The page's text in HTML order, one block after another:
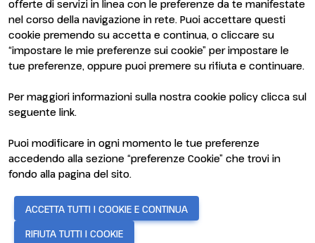
offerte di servizi in linea con le preferenze da te manifestate
nel corso della navigazione in rete. Puoi accettare questi
cookie premendo su accetta e continua, o cliccare su
“impostare le mie preferenze sui cookie” per impostare le
tue preferenze, oppure puoi premere su rifiuta e continuare.
Per maggiori informazioni sulla nostra cookie policy clicca sul
seguente link.
Puoi modificare in ogni momento le tue preferenze
accedendo alla sezione “preferenze Cookie” che trovi in
fondo alla pagina del sito.
ACCETTA TUTTI I COOKIE E CONTINUA
RIFIUTA TUTTI I COOKIE
ENTI CERTIFICATORI
© 2026ITALIAN EXHIBITION GROUP SpA - Via Emilia 155, 47921
Rimini (Italy) - Registro Imprese Rimini e C.F./P.I. 00139440408 -
Cap. Soc. 52.214.897 i.v. -